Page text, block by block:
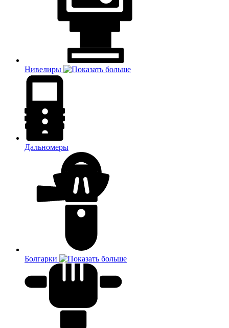
Нивелиры
Дальномеры
Болгарки